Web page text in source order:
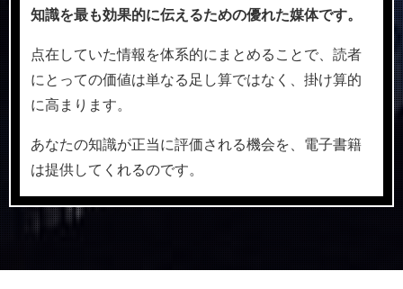
知識を最も効果的に伝えるための優れた媒体です。
点在していた情報を体系的にまとめることで、読者
にとっての価値は単なる足し算ではなく、掛け算的
に高まります。
あなたの知識が正当に評価される機会を、電子書籍
は提供してくれるのです。